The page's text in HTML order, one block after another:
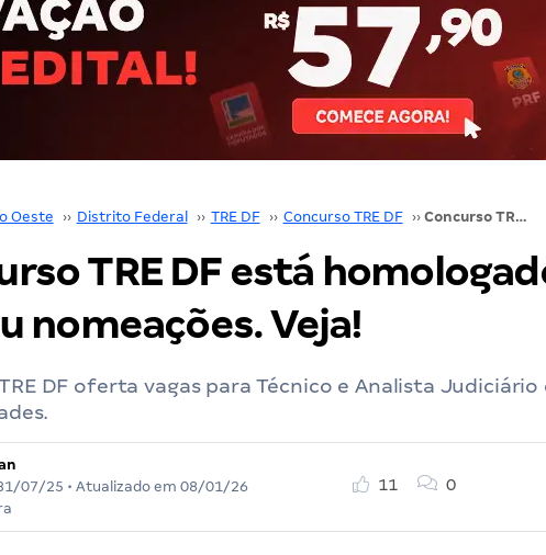
Oeste ›› Distrito Federal ›› TRE DF ›› Concurso TRE DF ›› Concurso TRE DF está homologado e iniciou nomeações. Veja!
TRE DF está
nomeações. Veja!
DF oferta vagas para Técnico e Analista Judiciário
07/25 • Atualizado em 08/01/26
11 0